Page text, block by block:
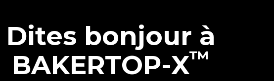
Dites bonjour à
BAKERTOP-X™